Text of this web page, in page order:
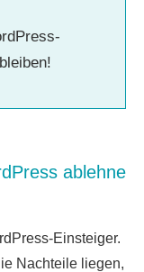
ablehne
Einsteiger.
Nachteile liegen,